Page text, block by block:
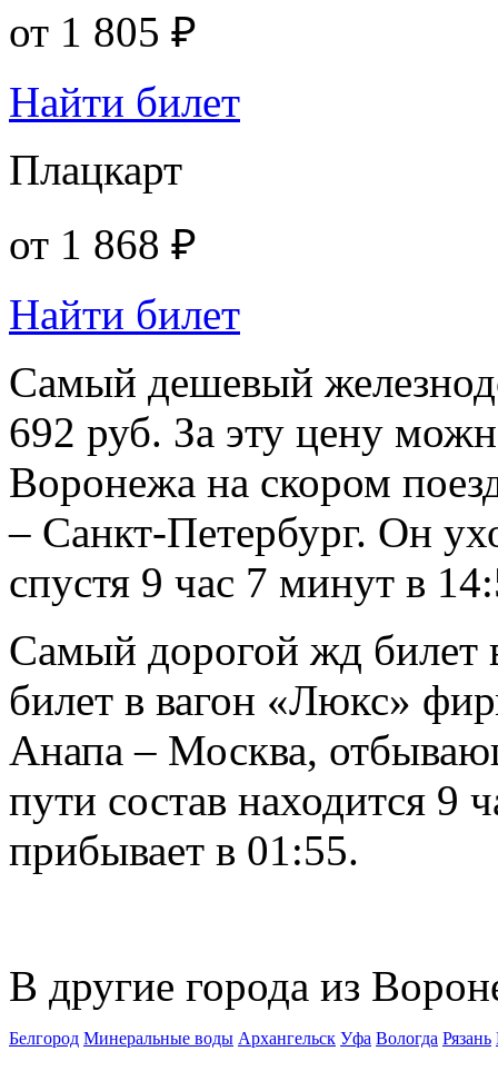
от 1 805 ₽
Найти билет
Плацкарт
от 1 868 ₽
Найти билет
Самый дешевый
692 руб. За эту цену
Воронежа на скором
– Санкт-Петербург. Он
спустя 9 час 7 минут в
Самый дорогой жд билет
билет в вагон «Люкс»
Анапа – Москва,
пути состав находится 9
прибывает в 01:55.
В другие города из
Белгород Минеральные воды Архангельск Уфа Вологда Рязань